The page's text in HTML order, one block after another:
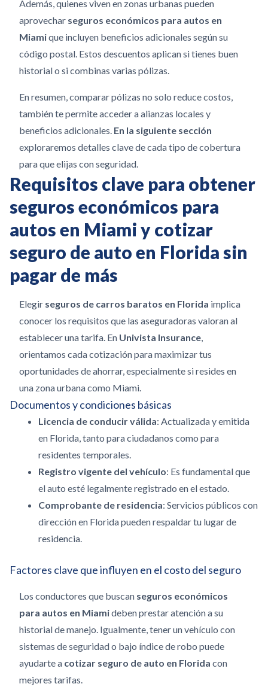
Además, quienes viven en zonas urbanas pueden
aprovechar seguros económicos para autos en
Miamique incluyen beneficios adicionales según su
código postal. Estos descuentos aplican si tienes buen
historial o si combinas varias pólizas.
En resumen, comparar pólizas no solo reduce costos,
también te permite acceder a alianzas locales y
beneficios adicionales. En la siguiente sección
exploraremos detalles clave de cada tipo de cobertura
para que elijas con seguridad.
Requisitos clave para obtener
seguros económicos para
autos en Miami y cotizar
seguro de auto en Florida sin
pagar de más
Elegir seguros de carros baratos en Florida implica
conocer los requisitos que las aseguradoras valoran al
establecer una tarifa. En Univista Insurance,
orientamos cada cotización para maximizar tus
oportunidades de ahorrar, especialmente si resides en
una zona urbana como Miami.
Documentos y condiciones básicas
Licencia de conducir válida: Actualizada y emitida
en Florida, tanto para ciudadanos como para
residentes temporales.
Registro vigente del vehículo: Es fundamental que
el auto esté legalmente registrado en el estado.
Comprobante de residencia: Servicios públicos con
dirección en Florida pueden respaldar tu lugar de
residencia.
Factores clave que influyen en el costo del seguro
Los conductores que buscan seguros económicos
para autos en Miamideben prestar atención a su
historial de manejo. Igualmente, tener un vehículo con
sistemas de seguridad o bajo índice de robo puede
ayudarte a cotizar seguro de auto en Florida con
mejores tarifas.